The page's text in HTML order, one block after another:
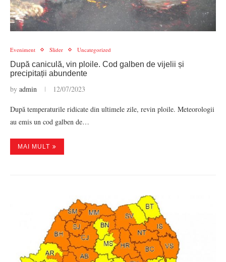
Eveniment Slider Uncategorized
După caniculă, vin ploile. Cod galben de vijelii și
precipitații abundente
by admin 12/07/2023
După temperaturile ridicate din ultimele zile, revin ploile. Meteorologii
au emis un cod galben de…
MAI MULT